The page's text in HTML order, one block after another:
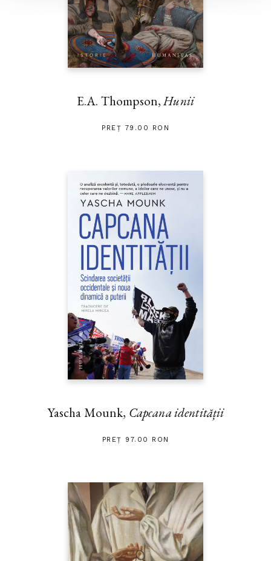
E.A. Thompson,Hunii
PREȚ 79.00 RON
Yascha Mounk, Capcana identității
PREȚ 97.00 RON